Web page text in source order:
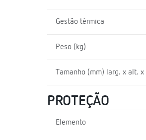
Gestão térmica
Peso (kg)
Tamanho (mm) larg. x alt. x
PROTEÇÃO
Elemento